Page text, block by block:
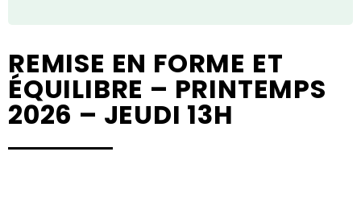
REMISE EN FORME ET
ÉQUILIBRE – PRINTEMPS
2026 – JEUDI 13H